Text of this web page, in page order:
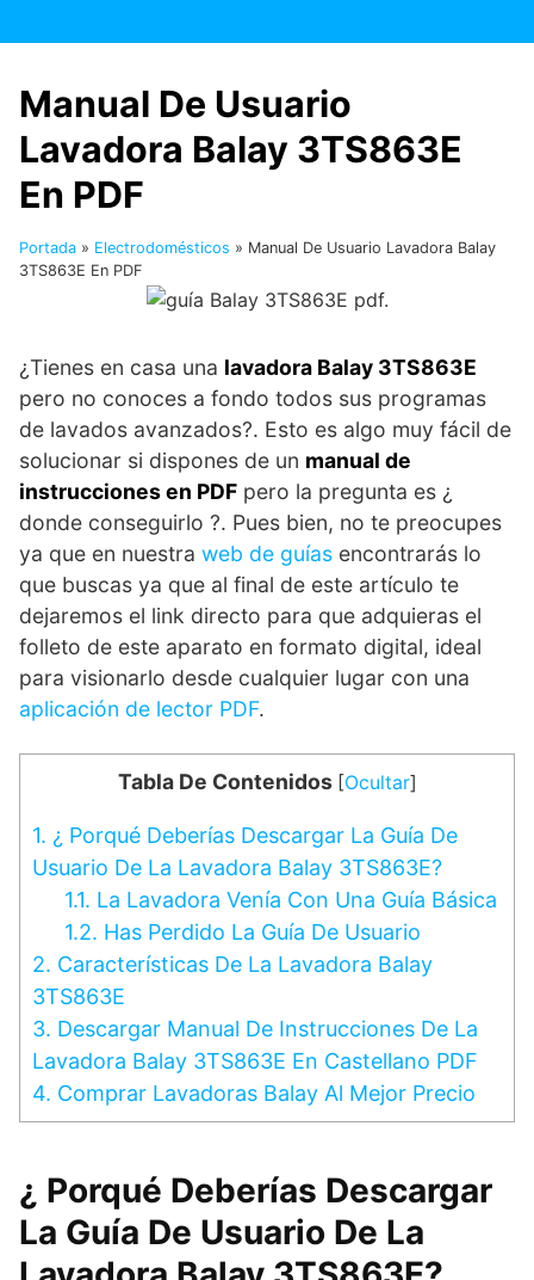
al
Manual De Usuario
Lavadora Balay 3TS863E
En PDF
Portada » Electrodomésticos » Manual De Usuario Lavadora Balay
3TS863E En PDF
¿Tienes en casa una lavadora Balay 3TS863E
pero no conoces a fondo todos sus programas
de lavados avanzados?. Esto es algo muy fácil de
solucionar si dispones de un manual de
instrucciones en PDF pero la pregunta es ¿
donde conseguirlo ?. Pues bien, no te preocupes
ya que en nuestra web de guías encontrarás lo
que buscas ya que al final de este artículo te
dejaremos el link directo para que adquieras el
folleto de este aparato en formato digital, ideal
para visionarlo desde cualquier lugar con una
aplicación de lector PDF.
Tabla De Contenidos [Ocultar]
1. ¿ Porqué Deberías Descargar La Guía De
Usuario De La Lavadora Balay 3TS863E?
1.1. La Lavadora Venía Con Una Guía Básica
1.2. Has Perdido La Guía De Usuario
2. Características De La Lavadora Balay
3TS863E
3. Descargar Manual De Instrucciones De La
Lavadora Balay 3TS863E En Castellano PDF
4. Comprar Lavadoras Balay Al Mejor Precio
¿ Porqué Deberías Descargar
La Guía De Usuario De La